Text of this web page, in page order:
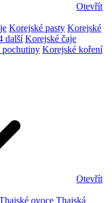
Otevřít
Korejské pasty Korejské
další Korejské čaje
pochutiny Korejské koření
Otevřít
ovoce Thajská